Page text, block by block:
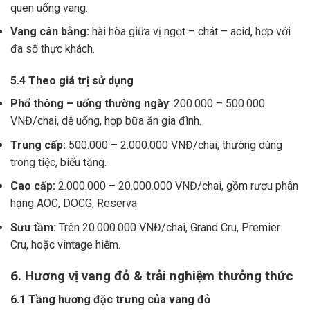
quen uống vang.
Vang cân bằng: hài hòa giữa vị ngọt – chát – acid, hợp với
đa số thực khách.
5.4 Theo giá trị sử dụng
Phổ thông – uống thường ngày: 200.000 – 500.000
VNĐ/chai, dễ uống, hợp bữa ăn gia đình.
Trung cấp: 500.000 – 2.000.000 VNĐ/chai, thường dùng
trong tiệc, biếu tặng.
Cao cấp: 2.000.000 – 20.000.000 VNĐ/chai, gồm rượu phân
hạng AOC, DOCG, Reserva.
Sưu tầm: Trên 20.000.000 VNĐ/chai, Grand Cru, Premier
Cru, hoặc vintage hiếm.
6. Hương vị vang đỏ & trải nghiệm thưởng thức
6.1 Tầng hương đặc trưng của vang đỏ